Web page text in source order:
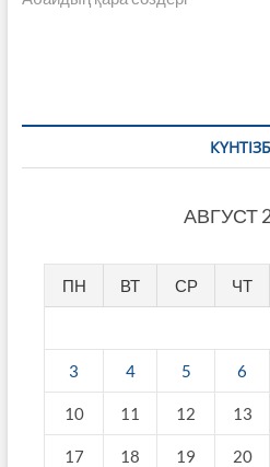
по
АВГУСТ
ПН ВТ СР ЧТ
3 4 5 6
10 11 12 13
17 18 19 20